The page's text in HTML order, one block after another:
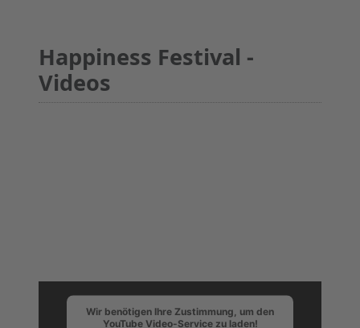
Happiness Festival -
Videos
Wir benötigen Ihre Zustimmung, um den
YouTube Video-Service zu laden!